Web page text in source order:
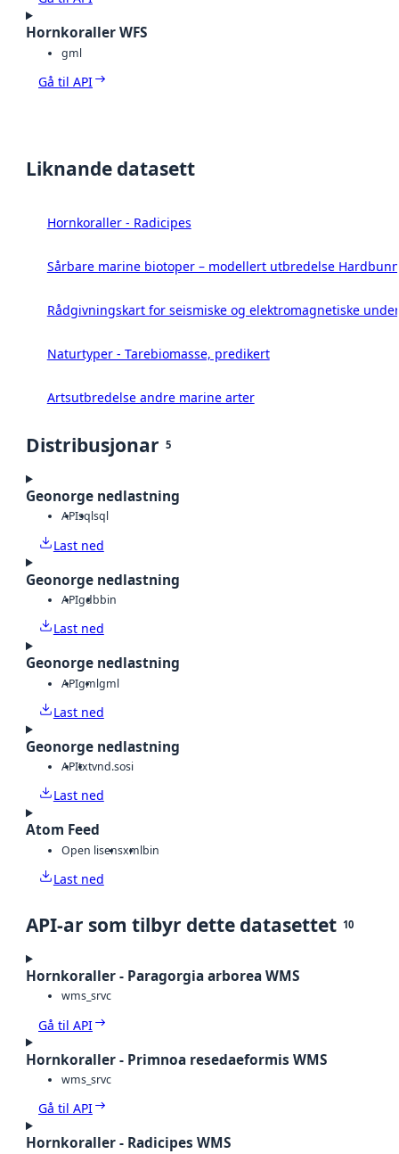
Hornkoraller WFS
gml
Gå til API
Liknande datasett
Hornkoraller - Radicipes
Sårbare marine biotoper – modellert utbredelse
Rådgivningskart for seismiske og elektromagnetiske
Naturtyper - Tarebiomasse, predikert
Artsutbredelse andre marine arter
Distribusjonar 5
Geonorge nedlastning
APIsqlsql
Last ned
Geonorge nedlastning
APIgdbbin
Last ned
Geonorge nedlastning
APIgmlgml
Last ned
Geonorge nedlastning
APItxtvnd.sosi
Last ned
Atom Feed
Open lisensxmlbin
Last ned
API-ar som tilbyr dette datasettet 10
Hornkoraller - Paragorgia arborea WMS
wms_srvc
Gå til API
Hornkoraller - Primnoa resedaeformis WMS
wms_srvc
Gå til API
Hornkoraller - Radicipes WMS